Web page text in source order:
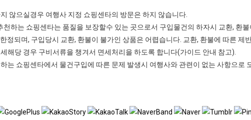
않으실경우 여행사 지정 쇼핑센타의 방문은 하지 않습니다.
하는 쇼핑센타는 품질을 보장할수 있는 곳으로서 구입물건의 하자시 교환, 환불
정되며, 구입당시 교환, 환불이 불가인 상품은 어렵습니다. 교환, 환불에 따른 제
해당 경우 구비서류을 챙겨서 면세처리을 하도록 합니다(가이드 안내 참고).
는 쇼핑센타에서 물건구입에 따른 문제 발생시 여행사와 관련이 없는 사항으로